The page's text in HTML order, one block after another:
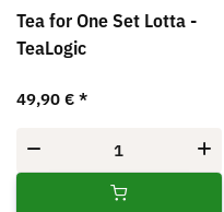
Tea for One Set Lotta -
TeaLogic
49,90 € *